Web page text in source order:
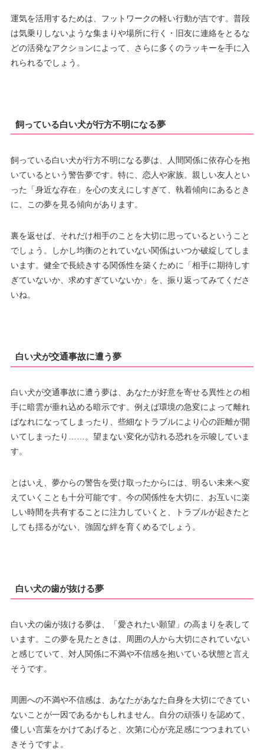
運気を活用するためは、フットワークの軽い行動が吉です。普段
は気乗りしないような集まりや場所に行く・旧友に連絡をとるな
どの活発なアクションによって、さらに多くのラッキーを手に入
れられるでしょう。
飼っている白い犬が行方不明になる夢
飼っている白い犬が行方不明になる夢は、人間関係に依存心を抱
いているという警告夢です。特に、恋人や家族。親しい友人とい
った「身近な存在」を心の支えにしすぎて、執着傾向にあるとき
に、この夢を見る傾向があります。
裏を返せば、それだけ相手のことを大切に思っているということ
でしょう。しかし均衡のとれていない関係はいつか破綻してしま
います。健全で長続きする関係性を築くために「相手に期待しす
ぎていないか、求めすぎていないか」を、振り返ってみてくださ
いね。
白い犬が交通事故に遭う夢
白い犬が交通事故に遭う夢は、あなたが好意を寄せる異性との相
手に暗雲が垂れ込める暗示です。例えば環境の急変によって離れ
ばなれになってしまったり、些細なトラブルにより心の距離が開
いてしまったり……。望まない変化が訪れる恐れを示唆していま
す。
とはいえ、夢からの警告を受け取ったからには、明るい未来へ変
えていくことも十分可能です。今の関係性を大切に、お互いに楽
しい時間を共有することに注力していくと、トラブルが起きたと
しても揺るがない、強固な絆を育くめるでしょう。
白い犬の歯が抜ける夢
白い犬の歯が抜ける夢は、「愛されたい願望」の高まりを表して
います。この夢を見たときは、周囲の人から大切にされていない
と感じていて、対人関係に不満や不信感を抱いている状態と言え
そうです。
周囲への不満や不信感は、あなたがあなた自身を大切にできてい
ないことが一因であるかもしれません。自分の頑張りを認めて、
優しい言葉をかけてあげると、次第に心が充足感につつまれてい
きそうですよ。